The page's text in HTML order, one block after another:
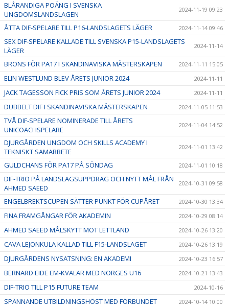
BLÅRANDIGA POÄNG I SVENSKA
UNGDOMSLANDSLAGEN
2024-11-19 09:23
ÅTTA DIF-SPELARE TILL P16-LANDSLAGETS LÄGER 2024-11-14 09:46
SEX DIF-SPELARE KALLADE TILL SVENSKA P15-LANDSLAGETS
LÄGER
2024-11-14
BRONS FÖR PA17 I SKANDINAVISKA MÄSTERSKAPEN 2024-11-11 15:05
ELIN WESTLUND BLEV ÅRETS JUNIOR 2024 2024-11-11
JACK TAGESSON FICK PRIS SOM ÅRETS JUNIOR 2024 2024-11-11
DUBBELT DIF I SKANDINAVISKA MÄSTERSKAPEN 2024-11-05 11:53
TVÅ DIF-SPELARE NOMINERADE TILL ÅRETS
UNICOACHSPELARE
2024-11-04 14:52
DJURGÅRDEN UNGDOM OCH SKILLS ACADEMY I
TEKNISKT SAMARBETE
2024-11-01 13:42
GULDCHANS FÖR PA17 PÅ SÖNDAG 2024-11-01 10:18
DIF-TRIO PÅ LANDSLAGSUPPDRAG OCH NYTT MÅL FRÅN
AHMED SAEED
2024-10-31 09:58
ENGELBREKTSCUPEN SÄTTER PUNKT FÖR CUPÅRET 2024-10-30 13:34
FINA FRAMGÅNGAR FÖR AKADEMIN 2024-10-29 08:14
AHMED SAEED MÅLSKYTT MOT LETTLAND 2024-10-26 13:20
CAVA LEJONKULA KALLAD TILL F15-LANDSLAGET 2024-10-26 13:19
DJURGÅRDENS NYSATSNING: EN AKADEMI 2024-10-23 16:57
BERNARD EIDE EM-KVALAR MED NORGES U16 2024-10-21 13:43
DIF-TRIO TILL P15 FUTURE TEAM 2024-10-16
SPÄNNANDE UTBILDNINGSHÖST MED FÖRBUNDET 2024-10-14 10:00